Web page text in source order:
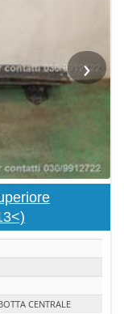
›
CENTRALE